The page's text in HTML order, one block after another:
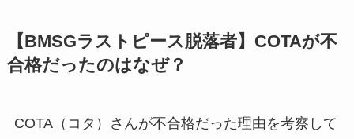
【BMSGラストピース脱落者】COTAが不
合格だったのはなぜ？
COTA（コタ）さんが不合格だった理由を考察して